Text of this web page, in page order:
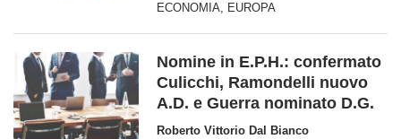
ECONOMIA, EUROPA
Nomine in E.P.H.: confermato
Culicchi, Ramondelli nuovo
A.D. e Guerra nominato D.G.
Roberto Vittorio Dal Bianco